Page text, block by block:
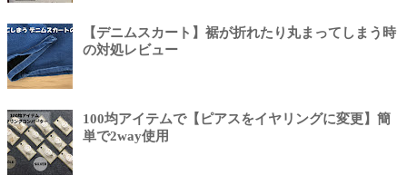
【デニムスカート】裾が折れたり丸まってしまう時
の対処レビュー
100均アイテムで【ピアスをイヤリングに変更】簡
単で2way使用